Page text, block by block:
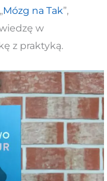
Mózg na Tak”,
w
z praktyką.